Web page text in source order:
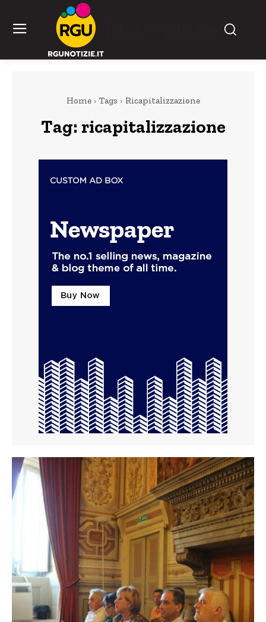
Home Tags Ricapitalizzazione
Tag: ricapitalizzazione